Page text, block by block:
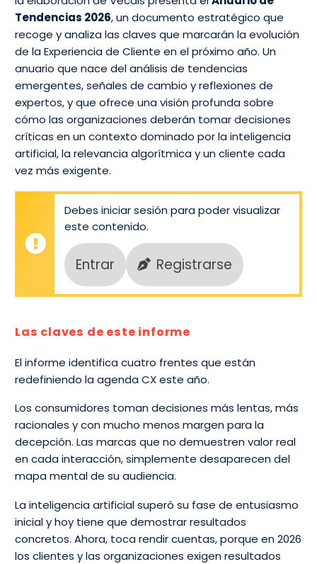
Tendencias 2026, un documento estratégico que
recoge y analiza las claves que marcarán la evolución
de la Experiencia de Cliente en el próximo año. Un
anuario que nace del análisis de tendencias
emergentes, señales de cambio y reflexiones de
expertos, y que ofrece una visión profunda sobre
cómo las organizaciones deberán tomar decisiones
críticas en un contexto dominado por la inteligencia
artificial, la relevancia algorítmica y un cliente cada
vez más exigente.
Debes iniciar sesión para poder visualizar
este contenido.
Entrar Registrarse
Las claves de este informe
El informe identifica cuatro frentes que están
redefiniendo la agenda CX este año.
Los consumidores toman decisiones más lentas, más
racionales y con mucho menos margen para la
decepción. Las marcas que no demuestren valor real
en cada interacción, simplemente desaparecen del
mapa mental de su audiencia.
La inteligencia artificial superó su fase de entusiasmo
inicial y hoy tiene que demostrar resultados
concretos. Ahora, toca rendir cuentas, porque en 2026
los clientes y las organizaciones exigen resultados